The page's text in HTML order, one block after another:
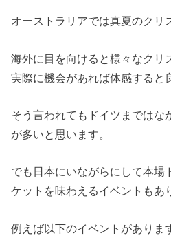
オーストラリアでは真夏のクリ
海外に目を向けると様々なクリ
実際に機会があれば体感すると
そう言われてもドイツまではな
が多いと思います。
でも日本にいながらにして本場
ケットを味わえるイベントもあ
例えば以下のイベントがありま